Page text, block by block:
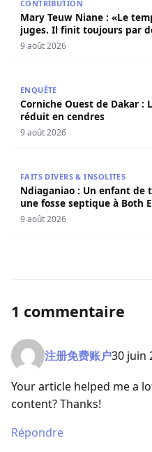
CONTRIBUTION
Mary Teuw Niane : «Le
juges. Il finit toujours par
9 août 2026
ENQUÊTE
Corniche Ouest de Dakar :
réduit en cendres
9 août 2026
FAITS DIVERS & INSOLITES
Ndiaganiao : Un enfant de
une fosse septique à Both
9 août 2026
1 commentaire
注册免费账户30 juin
Your article helped me a
content? Thanks!
Répondre